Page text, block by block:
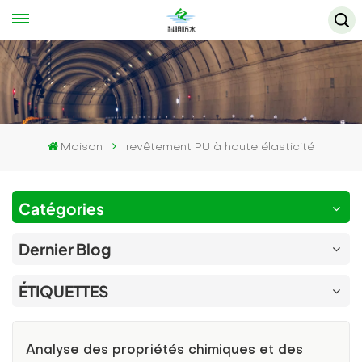
Maison revêtement PU à haute élasticité
Catégories
Dernier Blog
ÉTIQUETTES
Analyse des propriétés chimiques et des